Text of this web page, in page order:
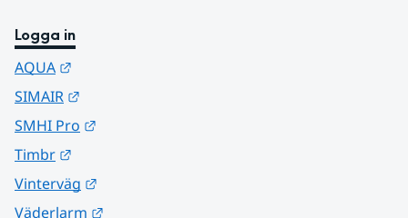
Logga in
AQUA
SIMAIR
SMHI Pro
Timbr
Vinterväg
Väderlarm